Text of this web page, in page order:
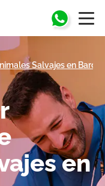
Salvajes en
en